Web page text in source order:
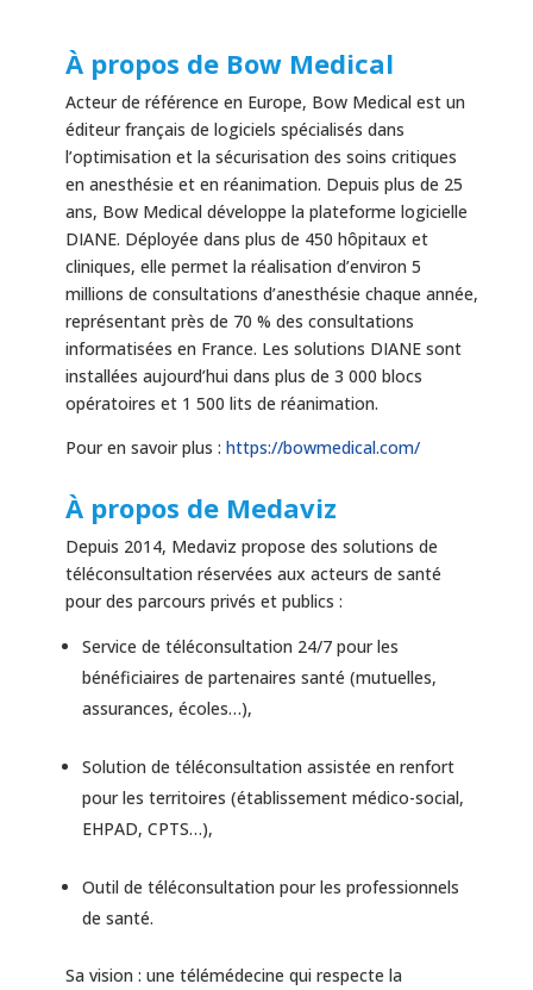
À propos de Bow Medical
Acteur de référence en Europe, Bow Medical est un
éditeur français de logiciels spécialisés dans
l’optimisation et la sécurisation des soins critiques
en anesthésie et en réanimation. Depuis plus de 25
ans, Bow Medical développe la plateforme logicielle
DIANE. Déployée dans plus de 450 hôpitaux et
cliniques, elle permet la réalisation d’environ 5
millions de consultations d’anesthésie chaque année,
représentant près de 70 % des consultations
informatisées en France. Les solutions DIANE sont
installées aujourd’hui dans plus de 3 000 blocs
opératoires et 1 500 lits de réanimation.
Pour en savoir plus : https://bowmedical.com/
À propos de Medaviz
Depuis 2014, Medaviz propose des solutions de
téléconsultation réservées aux acteurs de santé
pour des parcours privés et publics :
Service de téléconsultation 24/7 pour les
bénéficiaires de partenaires santé (mutuelles,
assurances, écoles…),
Solution de téléconsultation assistée en renfort
pour les territoires (établissement médico-social,
EHPAD, CPTS…),
Outil de téléconsultation pour les professionnels
de santé.
Sa vision : une télémédecine qui respecte la